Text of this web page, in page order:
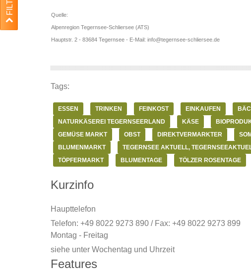
Quelle:
Alpenregion Tegernsee-Schliersee (ATS)
Hauptstr. 2 - 83684 Tegernsee - E-Mail: info‎@‎tegernsee-schliersee.de
Tags:
ESSEN TRINKEN FEINKOST EINKAUFEN
NATURKÄSEREI TEGERNSEERLAND
KÄSE
GEMÜSE MARKT
OBST DIREKTVERMARKTER
BLUMENMARKT
TEGERNSEE AKTUELL,
TÖPFERMARKT
BLUMENTAGE TÖLZER ROSENTAGE
Kurzinfo
Haupttelefon
Telefon: +49 8022 9273 890 / Fax: +49 8022 9273 899
Montag - Freitag
siehe unter Wochentag und Uhrzeit
Features